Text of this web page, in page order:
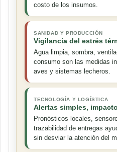
costo de los insumos.
SANIDAD Y PRODUCCIÓN
Vigilancia del estrés
Agua limpia, sombra,
consumo son las medidas
aves y sistemas lecheros.
TECNOLOGÍA Y LOGÍSTICA
Alertas simples,
Pronósticos locales,
trazabilidad de entregas
sin desviar la atención del